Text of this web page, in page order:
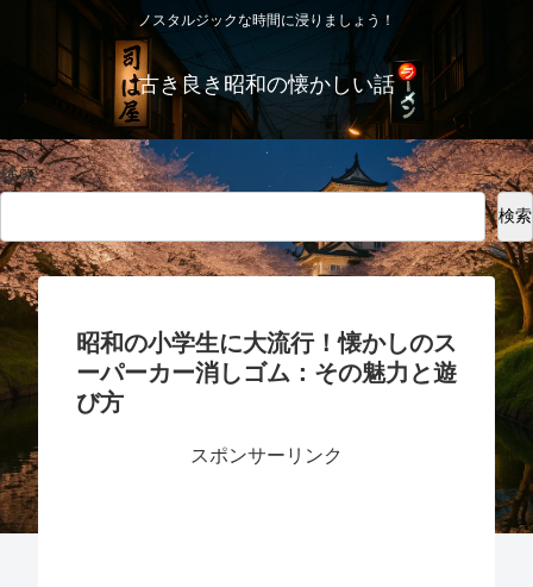
ノスタルジックな時間に浸りましょう！
古き良き昭和の懐かしい話
検索
検索
昭和の小学生に大流行！懐かしのス
ーパーカー消しゴム：その魅力と遊
び方
スポンサーリンク